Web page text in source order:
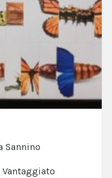
Sannino
Vantaggiato